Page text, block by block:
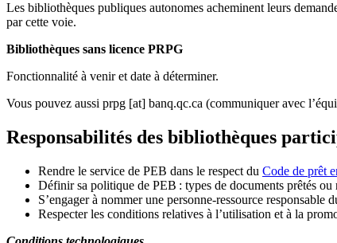
Les bibliothèques publiques autonomes acheminent leurs
par cette voie.
Bibliothèques sans licence PRPG
Fonctionnalité à venir et date à déterminer.
Vous pouvez aussi prpg [at] banq.qc.ca (communiquer avec
Responsabilités des bibliothèques
Rendre le service de PEB dans le respect du Code de prêt
Définir sa politique de PEB : types de documents prêtés
S’engager à nommer une personne-ressource responsable
Respecter les conditions relatives à l’utilisation et à la